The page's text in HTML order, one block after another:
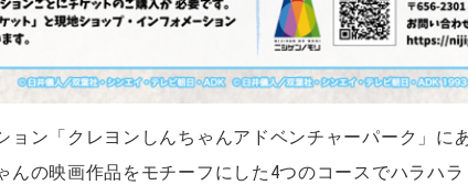
ョン「クレヨンしんちゃんアドベンチャーパーク」に
んの映画作品をモチーフにした4つのコースでハラハラ